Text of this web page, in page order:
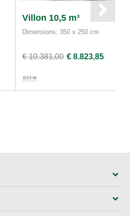
Villon 10,5 m³
Dimensions: 350 x 250 cm
€ 10.381,00 € 8.823,85